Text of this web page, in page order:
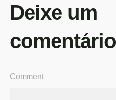
Deixe um
comentário
Comment